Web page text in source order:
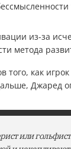
из-за
метода
того, как
Джаред
или